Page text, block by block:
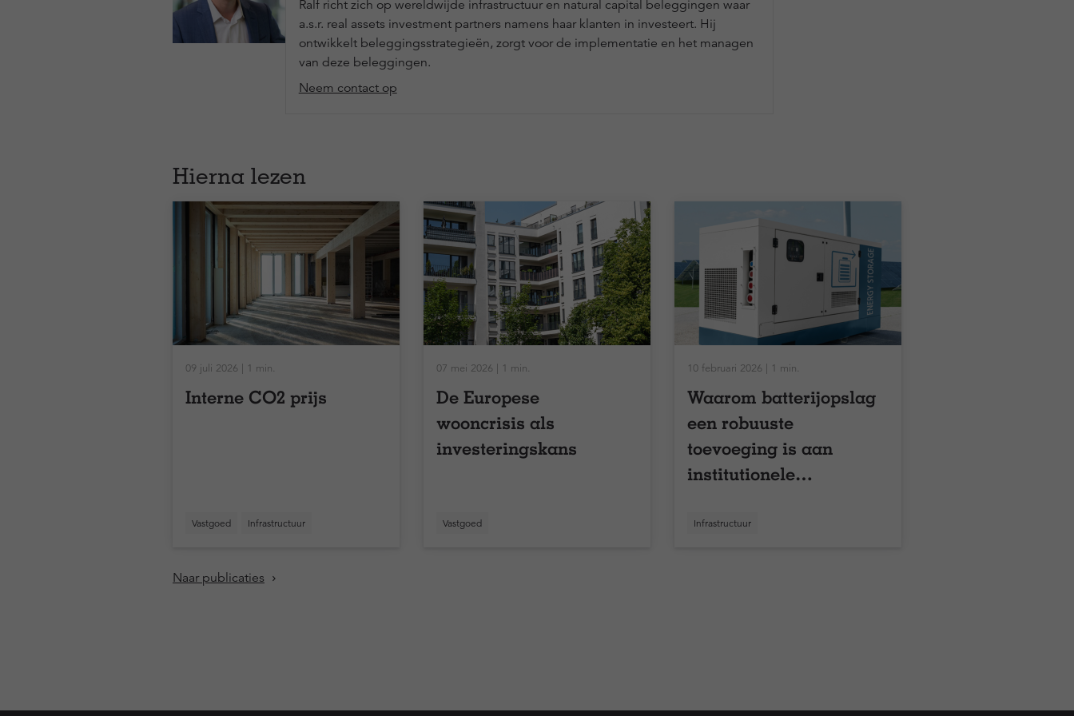
Ralf richt zich op wereldwijde infrastructuur en natural capital beleggingen waar
a.s.r. real assets investment partners namens haar klanten in investeert. Hij
ontwikkelt beleggingsstrategieën, zorgt voor de implementatie en het managen
van deze beleggingen.
Neem contact op
Hierna lezen
09 juli 2026 | 1 min.
Interne CO2 prijs
Vastgoed Infrastructuur
07 mei 2026 | 1 min.
De Europese
wooncrisis als
investeringskans
Vastgoed
10 februari 2026 | 1 min.
Waarom batterijopslag
een robuuste
toevoeging is aan
institutionele
Infrastructuur
Naar publicaties